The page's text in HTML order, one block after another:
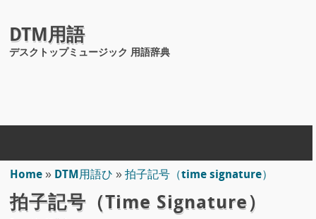
DTM用語
デスクトップミュージック 用語辞典
Home » DTM用語ひ » 拍子記号（time signature）
拍子記号（time Signature）